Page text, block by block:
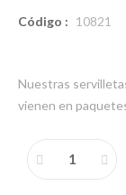
Código : 10821
Nuestras
vienen en